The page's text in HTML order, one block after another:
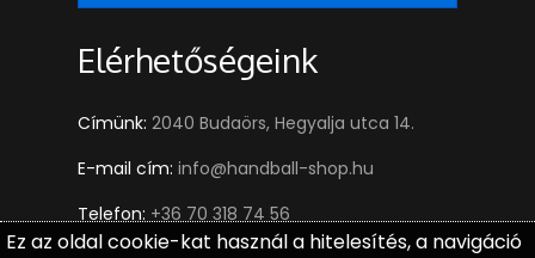
Elérhetőségeink
Címünk: 2040 Budaörs, Hegyalja utca 14.
E-mail cím: info@handball-shop.hu
Telefon: +36 70 318 74 56
Ez az oldal cookie-kat használ a hitelesítés, a navigáció